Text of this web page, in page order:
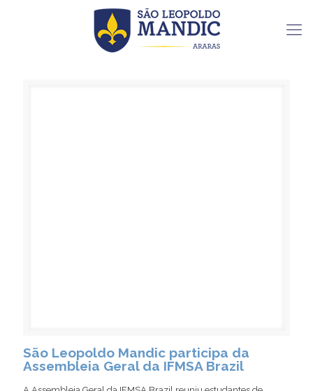
São Leopoldo Mandic participa da
Assembleia Geral da IFMSA Brazil